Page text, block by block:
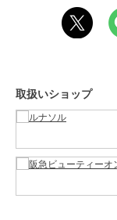
ショップ
カラー
素材
取扱いショップ